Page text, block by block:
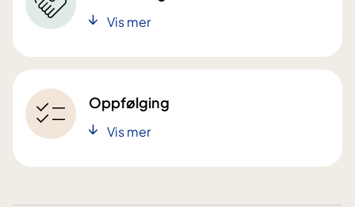
Vis mer
Oppfølging
Vis mer